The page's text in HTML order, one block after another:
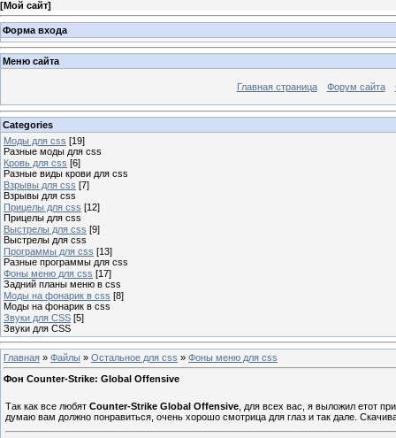
[Мой сайт]
Форма входа
Меню сайта
Главная страница Форум сайта
Categories
Моды для css [19]
Разные моды для css
Кровь для css [6]
Разные виды крови для css
Взрывы для css [7]
Взрывы для css
Прицелы для css [12]
Прицелы для css
Выстрелы для css [9]
Выстрелы для css
Программы для css [13]
Разные программы для css
Фоны меню для css [17]
Задний планы меню в css
Моды на фонарик в css [8]
Моды на фонарик в css
Звуки для CSS [5]
Звуки для CSS
Главная » Файлы » Остальное для css » Фоны меню для css
Фон Counter-Strike: Global Offensive
Так как все любят Counter-Strike Global Offensive , для всех вас, я выложил етот
думаю вам должно понравиться, очень хорошо смотрица для глаз и так дале.